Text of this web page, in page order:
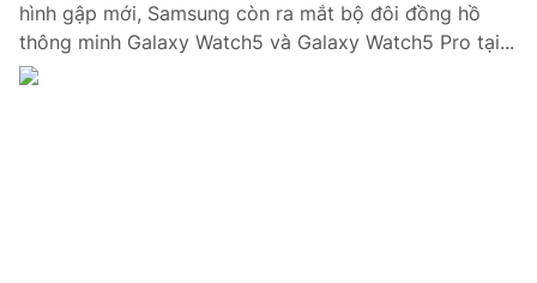
hình gập mới, Samsung còn ra mắt bộ đôi đồng hồ
thông minh Galaxy Watch5 và Galaxy Watch5 Pro tại...